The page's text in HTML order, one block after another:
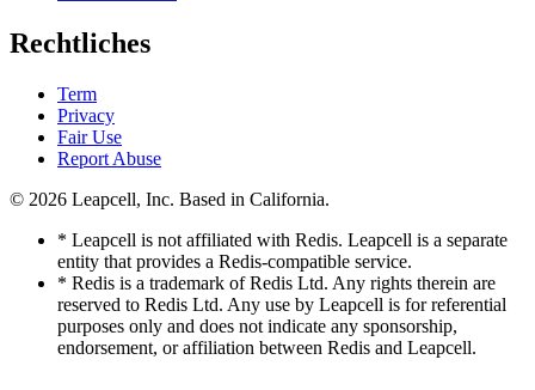
Rechtliches
Term
Privacy
Fair Use
Report Abuse
© 2026 Leapcell, Inc. Based in California.
* Leapcell is not affiliated with Redis. Leapcell is a separate
entity that provides a Redis-compatible service.
* Redis is a trademark of Redis Ltd. Any rights therein are
reserved to Redis Ltd. Any use by Leapcell is for referential
purposes only and does not indicate any sponsorship,
endorsement, or affiliation between Redis and Leapcell.